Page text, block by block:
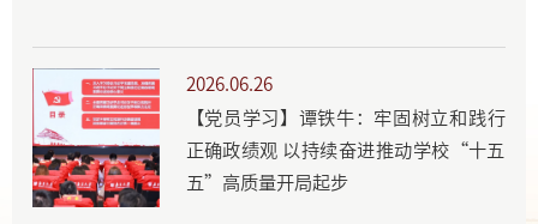
2026.06.26
【党员学习】谭铁牛：牢固树立和践行
正确政绩观 以持续奋进推动学校“十五
五”高质量开局起步